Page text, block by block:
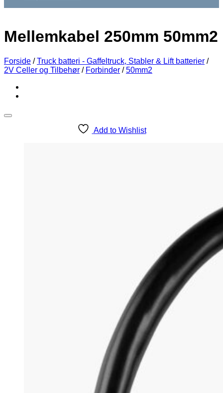
Mellemkabel 250mm 50mm2
Forside / Truck batteri - Gaffeltruck, Stabler & Lift batterier /
2V Celler og Tilbehør / Forbinder / 50mm2
Add to Wishlist